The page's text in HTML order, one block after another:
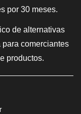
por 30 meses.
de alternativas
comerciantes
productos.